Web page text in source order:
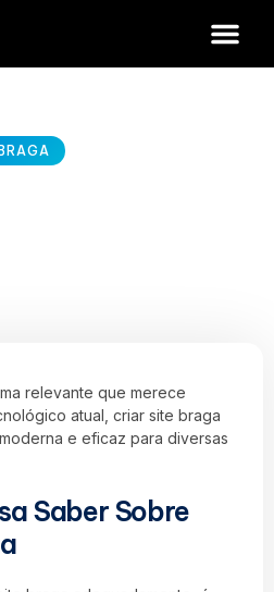
relevante que merece
atual, criar site braga
e eficaz para diversas
Saber Sobre